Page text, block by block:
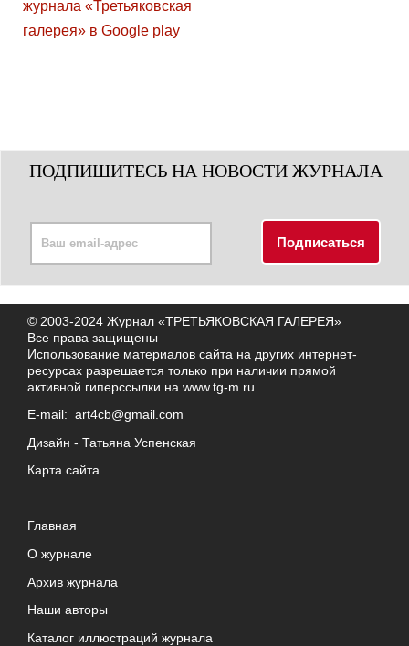
ПОДПИШИТЕСЬ НА НОВОСТИ ЖУРНАЛА
© 2003-2024 Журнал «ТРЕТЬЯКОВСКАЯ ГАЛЕРЕЯ»
Все права защищены
Использование материалов сайта на других интернет-
ресурсах разрешается только при наличии прямой
активной гиперссылки на www.tg-m.ru
E-mail: art4cb@gmail.com
Дизайн - Татьяна Успенская
Карта сайта
Главная
О журнале
Архив журнала
Наши авторы
Каталог иллюстраций журнала